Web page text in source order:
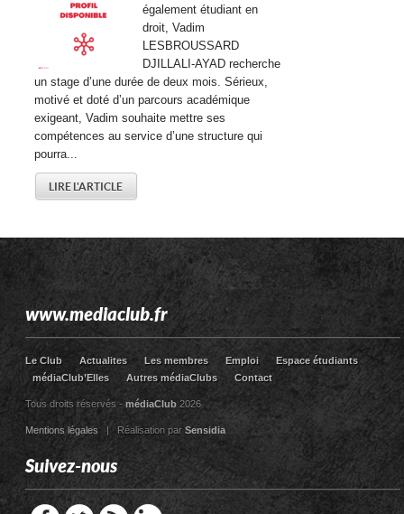
également étudiant en
droit, Vadim
LESBROUSSARD
DJILLALI-AYAD recherche
un stage d’une durée de deux mois. Sérieux,
motivé et doté d’un parcours académique
exigeant, Vadim souhaite mettre ses
compétences au service d’une structure qui
pourra...
LIRE L'ARTICLE
www.mediaclub.fr
Le Club Actualites Les membres Emploi
Espace étudiants
médiaClub’Elles
Autres médiaClubs Contact
Tous droits réservés -médiaClub 2026
Mentions légales| Réalisation parSensidia
Suivez-nous